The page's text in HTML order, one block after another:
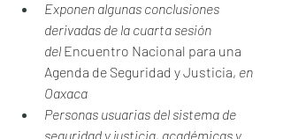
Exponen algunas conclusiones
derivadas de la cuarta sesión
del Encuentro Nacional para una
Agenda de Seguridad y Justicia, en
Oaxaca
Personas usuarias del sistema de
seguridad y justicia, académicas y